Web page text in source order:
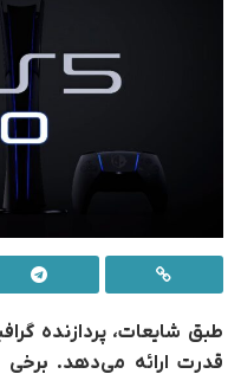
قدرت ارائه می‌دهد. برخی